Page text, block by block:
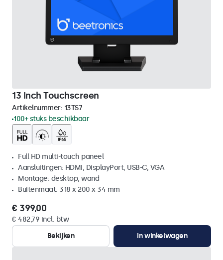
13 Inch Touchscreen
Artikelnummer: 13TS7
100+ stuks beschikbaar
Full HD multi-touch paneel
Aansluitingen: HDMI, DisplayPort, USB-C, VGA
Montage: desktop, wand
Buitenmaat: 318 x 200 x 34 mm
€ 399,00
€ 482,79 incl. btw
Bekijken
In winkelwagen